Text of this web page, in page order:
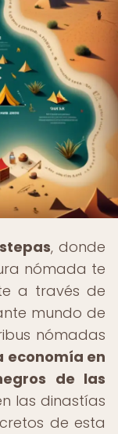
, donde
nómada te
a través de
mundo de
nómadas
economía en
de las
las dinastías
de esta